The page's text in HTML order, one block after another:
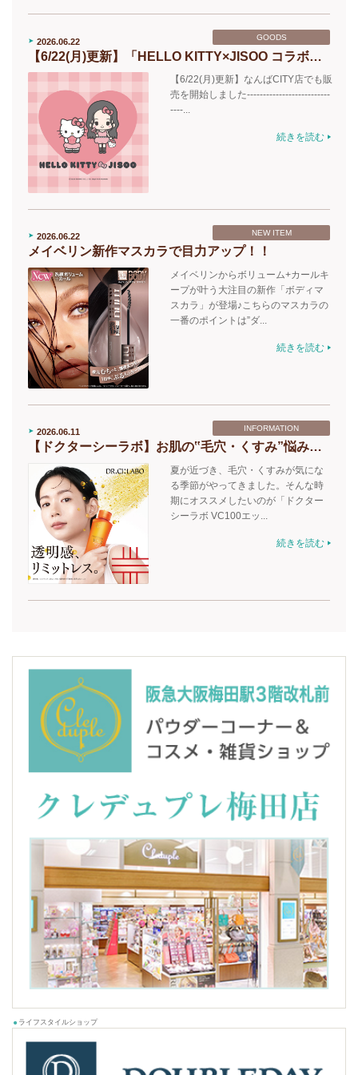
2026.06.22 GOODS
【6/22(月)更新】なんばCITY店でも販
売を開始しました--------------------------
----...
続きを読む
2026.06.22 NEW ITEM
メイベリン新作マスカラで目力アップ！！
メイベリンからボリューム+カールキ
ープが叶う大注目の新作「ボディマ
スカラ」が登場♪こちらのマスカラの
一番のポイントは”ダ...
続きを読む
2026.06.11 INFORMATION
【ドクターシーラボ】お肌の‟毛穴・くすみ”悩みに！浸透実感のビタミンローション
夏が近づき、毛穴・くすみが気にな
る季節がやってきました。そんな時
期にオススメしたいのが「ドクター
シーラボ VC100エッ...
続きを読む
ライフスタイルショップ